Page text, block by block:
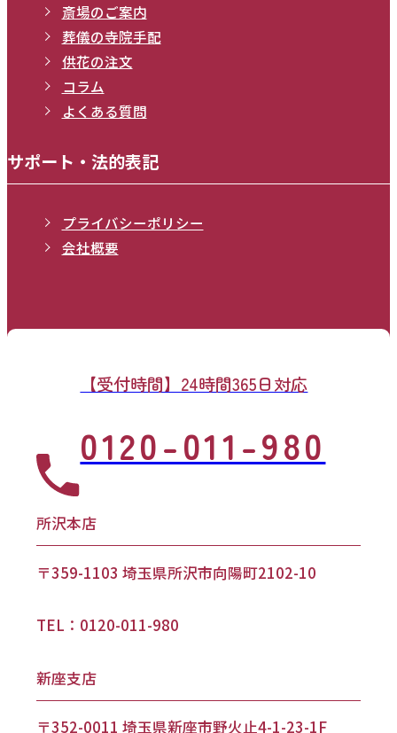
斎場のご案内
葬儀の寺院手配
供花の注文
コラム
よくある質問
サポート・法的表記
プライバシーポリシー
会社概要
【受付時間】24時間365日対応
0120-011-980
所沢本店
〒359-1103 埼玉県所沢市向陽町2102-10
TEL：0120-011-980
新座支店
〒352-0011 埼玉県新座市野火止4-1-23-1F